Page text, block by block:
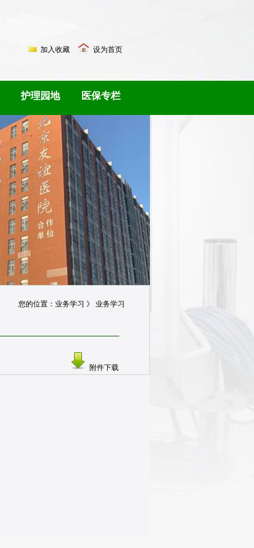
加入收藏 设为首页
护理园地 医保专栏
您的位置：业务学习 》 业务学习
附件下载